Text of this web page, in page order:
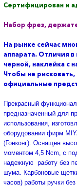
Сертифицирован и
Набор фрез,
На рынке сейчас
аппарата. Отличия
черной, наклейка с
Чтобы не
официальные
Прекрасный
предназначенный для
использования,
оборудовании фирм
(Гонконг). Оснащен
моментом 4,5 Ncm, с
надежную работу без
шума. Карбоновые
часов) работы ручки